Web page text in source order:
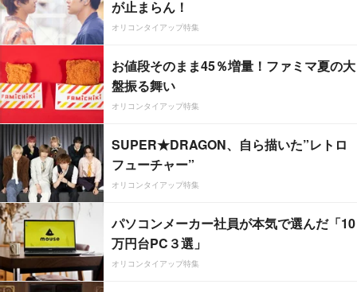
が止まらん！
オリコンタイアップ特集
お値段そのまま45％増量！ファミマ夏の大
盤振る舞い
オリコンタイアップ特集
SUPER★DRAGON、自ら描いた”レトロ
フューチャー”
オリコンタイアップ特集
パソコンメーカー社員が本気で選んだ「10
万円台PC３選」
オリコンタイアップ特集